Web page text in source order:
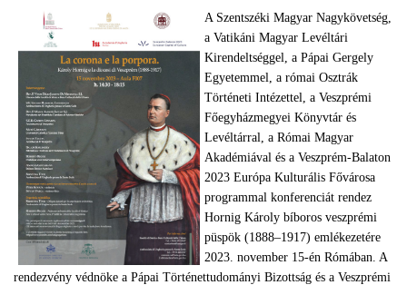
A Szentszéki Magyar Nagykövetség,
a Vatikáni Magyar Levéltári
Kirendeltséggel, a Pápai Gergely
Egyetemmel, a római Osztrák
Történeti Intézettel, a Veszprémi
Főegyházmegyei Könyvtár és
Levéltárral, a Római Magyar
Akadémiával és a Veszprém-Balaton
2023 Európa Kulturális Fővárosa
programmal konferenciát rendez
Hornig Károly bíboros veszprémi
püspök (1888–1917) emlékezetére
2023. november 15-én Rómában. A
rendezvény védnöke a Pápai Történettudományi Bizottság és a Veszprémi